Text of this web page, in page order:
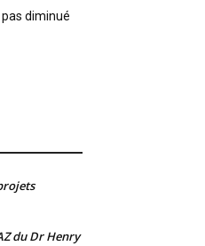
pas diminué
du Dr Henry